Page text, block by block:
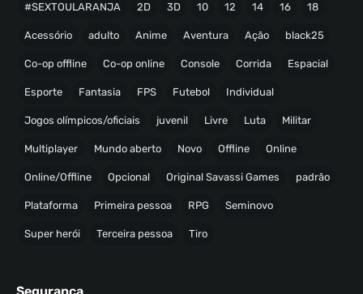
#SEXTOULARANJA 2D 3D 10 12 14 16 18
Acessório adulto Anime Aventura Ação black25
Co-op offline Co-op online Console Corrida Espacial
Esporte Fantasia FPS Futebol Individual
Jogos olímpicos/oficiais juvenil Livre Luta Militar
Multiplayer Mundo aberto Novo Offline Online
Online/Offline Opcional Original Savassi Games padrão
Plataforma Primeira pessoa RPG Seminovo
Super herói Terceira pessoa Tiro